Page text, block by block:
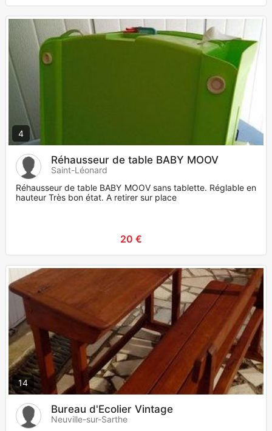
4
Réhausseur de table BABY MOOV
Saint-Léonard
Réhausseur de table BABY MOOV sans tablette. Réglable en
hauteur Très bon état. A retirer sur place
20 €
14
Bureau d'Ecolier Vintage
Neuville-sur-Sarthe